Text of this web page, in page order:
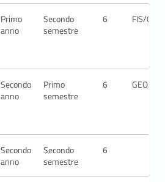
Primo
anno
Secondo
semestre
6 FIS/03
Secondo
anno
Primo
semestre
6 GEO/10
Secondo
anno
Secondo
semestre
6